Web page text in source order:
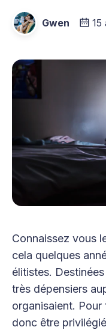
Gwen 15
Connaissez vous
cela quelques
élitistes.
très dépensiers
organisaient.
donc être